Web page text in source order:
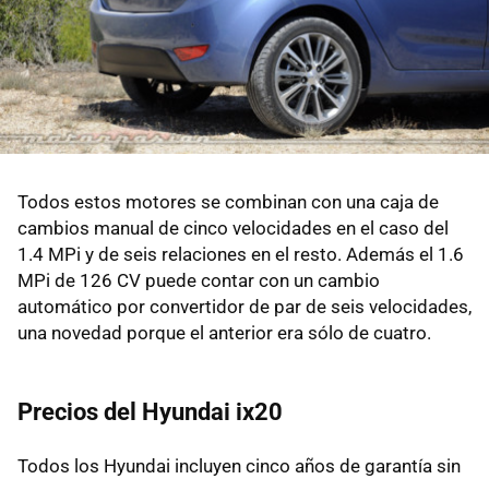
Todos estos motores se combinan con una caja de
cambios manual de cinco velocidades en el caso del
1.4 MPi y de seis relaciones en el resto. Además el 1.6
MPi de 126 CV puede contar con un cambio
automático por convertidor de par de seis velocidades,
una novedad porque el anterior era sólo de cuatro.
Precios del Hyundai ix20
Todos los Hyundai incluyen cinco años de garantía sin